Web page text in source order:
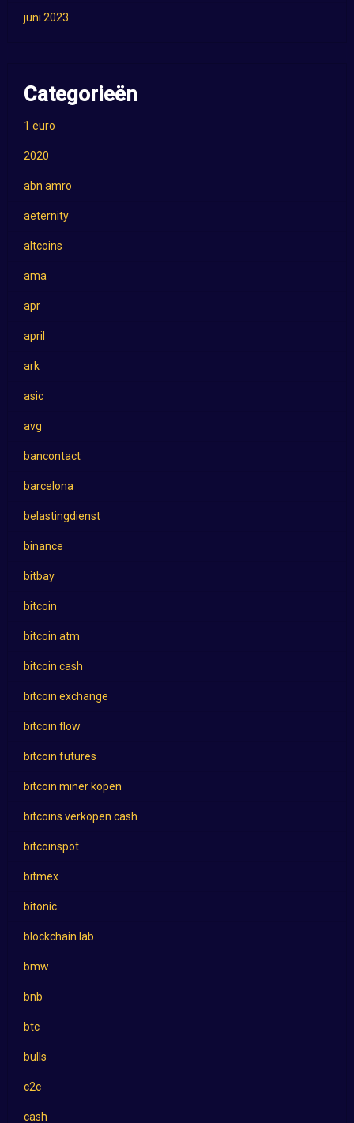
juni 2023
Categorieën
1 euro
2020
abn amro
aeternity
altcoins
ama
apr
april
ark
asic
avg
bancontact
barcelona
belastingdienst
binance
bitbay
bitcoin
bitcoin atm
bitcoin cash
bitcoin exchange
bitcoin flow
bitcoin futures
bitcoin miner kopen
bitcoins verkopen cash
bitcoinspot
bitmex
bitonic
blockchain lab
bmw
bnb
btc
bulls
c2c
cash